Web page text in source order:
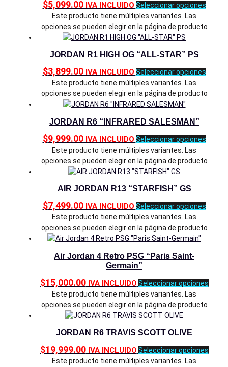
$5,099.00 IVA INCLUIDO Seleccionar opciones
Este producto tiene múltiples variantes. Las
opciones se pueden elegir en la página de producto
JORDAN R1 HIGH OG “ALL-STAR” PS
$3,899.00 IVA INCLUIDO Seleccionar opciones
Este producto tiene múltiples variantes. Las
opciones se pueden elegir en la página de producto
JORDAN R6 “INFRARED SALESMAN”
$9,999.00 IVA INCLUIDO Seleccionar opciones
Este producto tiene múltiples variantes. Las
opciones se pueden elegir en la página de producto
AIR JORDAN R13 “STARFISH” GS
$7,499.00 IVA INCLUIDO Seleccionar opciones
Este producto tiene múltiples variantes. Las
opciones se pueden elegir en la página de producto
Air Jordan 4 Retro PSG “Paris Saint-
Germain”
$15,000.00 IVA INCLUIDO Seleccionar opciones
Este producto tiene múltiples variantes. Las
opciones se pueden elegir en la página de producto
JORDAN R6 TRAVIS SCOTT OLIVE
$19,999.00 IVA INCLUIDO Seleccionar opciones
Este producto tiene múltiples variantes. Las